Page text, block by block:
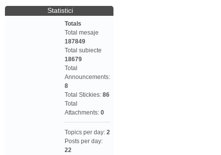
Statistici
Totals
Total mesaje
187849
Total subiecte
18679
Total
Announcements:
8
Total Stickies: 86
Total
Attachments: 0
Topics per day: 2
Posts per day:
22